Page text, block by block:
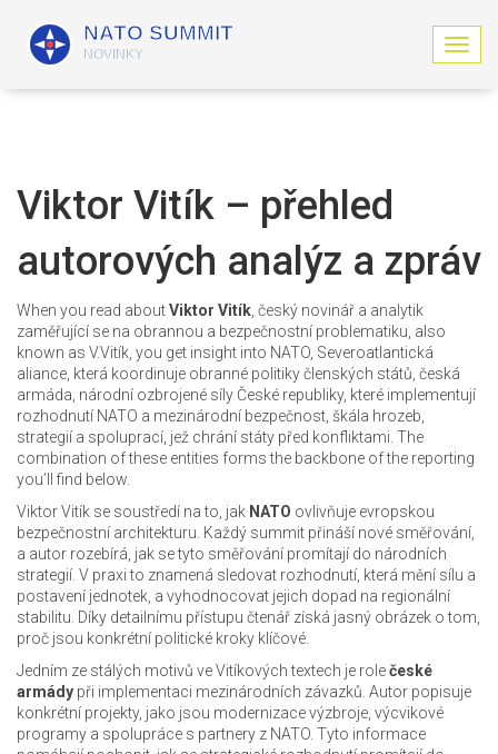
Z
o
a
v
i
Viktor Vitík – přehled
autorových analýz a zpráv
When you read aboutViktor Vitík český novinář a analytik
zaměřující se na obrannou a bezpečnostní problematiku , also
known as V.Vitík , you get insight into NATO Severoatlantická
aliance, která koordinuje obranné politiky členských států česká
armáda národní ozbrojené síly České republiky, které implementují
rozhodnutí NATO a mezinárodní bezpečnost škála hrozeb,
strategií a spoluprací, jež chrání státy před konfliktami . The
combination of these entities forms the backbone of the reporting
you’ll find below.
Viktor Vitík se soustředí na to, jak NATO ovlivňuje evropskou
bezpečnostní architekturu. Každý summit přináší nové směřování,
a autor rozebírá, jak se tyto směřování promítají do národních
strategií. V praxi to znamená sledovat rozhodnutí, která mění sílu a
postavení jednotek, a vyhodnocovat jejich dopad na regionální
stabilitu. Díky detailnímu přístupu čtenář získá jasný obrázek o tom,
proč jsou konkrétní politické kroky klíčové.
Jedním ze stálých motivů ve Vitíkových textech je rolečeské
armády při implementaci mezinárodních závazků. Autor popisuje
konkrétní projekty, jako jsou modernizace výzbroje, výcvikové
programy a spolupráce s partnery z NATO. Tyto informace